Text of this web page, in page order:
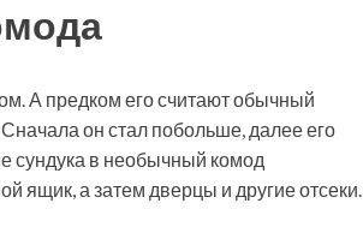
А предком его считают обычный
он стал побольше, далее его
сундука в необычный комод
ящик, а затем дверцы и другие отсеки.